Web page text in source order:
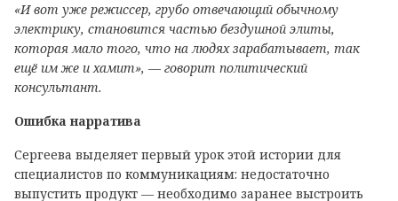
«И вот уже режиссер, грубо отвечающий обычному
электрику, становится частью бездушной элиты,
которая мало того, что на людях зарабатывает, так
ещё им же и хамит», — говорит политический
консультант.
Ошибка нарратива
Сергеева выделяет первый урок этой истории для
специалистов по коммуникациям: недостаточно
выпустить продукт — необходимо заранее выстроить